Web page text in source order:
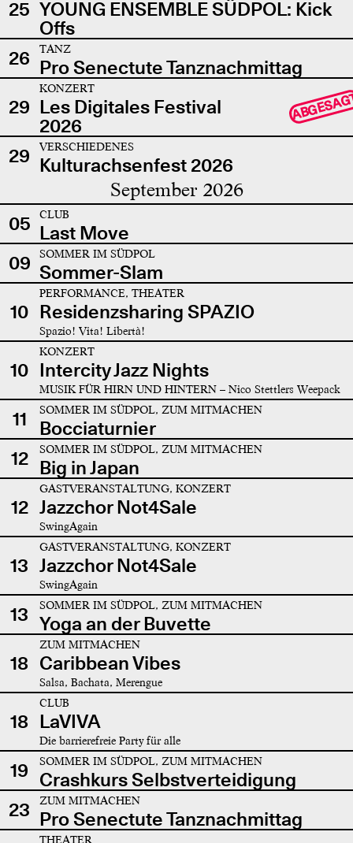
25 YOUNG ENSEMBLE SÜDPOL: Kick
Offs
26
TANZ
Pro Senectute Tanznachmittag
29
KONZERT
Les Digitales Festival
2026
29 VERSCHIEDENES
Kulturachsenfest 2026
September 2026
05 CLUB
Last Move
09
SOMMER IM SÜDPOL
Sommer-Slam
10
PERFORMANCE, THEATER
Residenzsharing SPAZIO
Spazio! Vita! Libertà!
10
KONZERT
Intercity Jazz Nights
MUSIK FÜR HIRN UND HINTERN – Nico Stettlers Weepack
11 SOMMER IM SÜDPOL, ZUM MITMACHEN
Bocciaturnier
12
SOMMER IM SÜDPOL, ZUM MITMACHEN
Big in Japan
12
GASTVERANSTALTUNG, KONZERT
Jazzchor Not4Sale
SwingAgain
13
GASTVERANSTALTUNG, KONZERT
Jazzchor Not4Sale
SwingAgain
13 SOMMER IM SÜDPOL, ZUM MITMACHEN
Yoga an der Buvette
18
ZUM MITMACHEN
Caribbean Vibes
Salsa, Bachata, Merengue
18
CLUB
LaVIVA
Die barrierefreie Party für alle
19 SOMMER IM SÜDPOL, ZUM MITMACHEN
Crashkurs Selbstverteidigung
23
ZUM MITMACHEN
Pro Senectute Tanznachmittag
THEATER